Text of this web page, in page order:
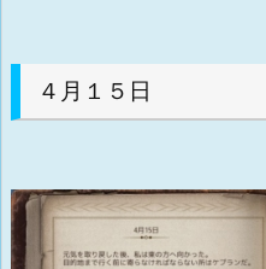
４月１５日